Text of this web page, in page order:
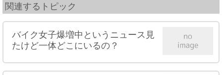
関連するトピック
バイク女子爆増中というニュース見
たけど一体どこにいるの？